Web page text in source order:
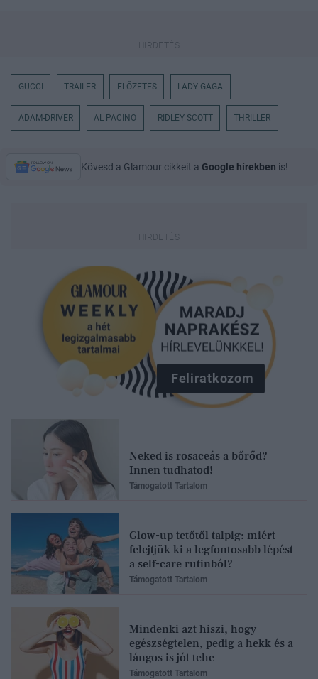
GUCCI TRAILER ELŐZETES LADY GAGA
ADAM-DRIVER AL PACINO RIDLEY SCOTT THRILLER
Kövesd a Glamour cikkeit a Google hírekben is!
Feliratkozom
Neked is rosaceás a bőrőd?
Innen tudhatod!
Támogatott Tartalom
Glow-up tetőtől talpig: miért
felejtjük ki a legfontosabb lépést
a self-care rutinból?
Támogatott Tartalom
Mindenki azt hiszi, hogy
egészségtelen, pedig a hekk és a
lángos is jót tehe
Támogatott Tartalom